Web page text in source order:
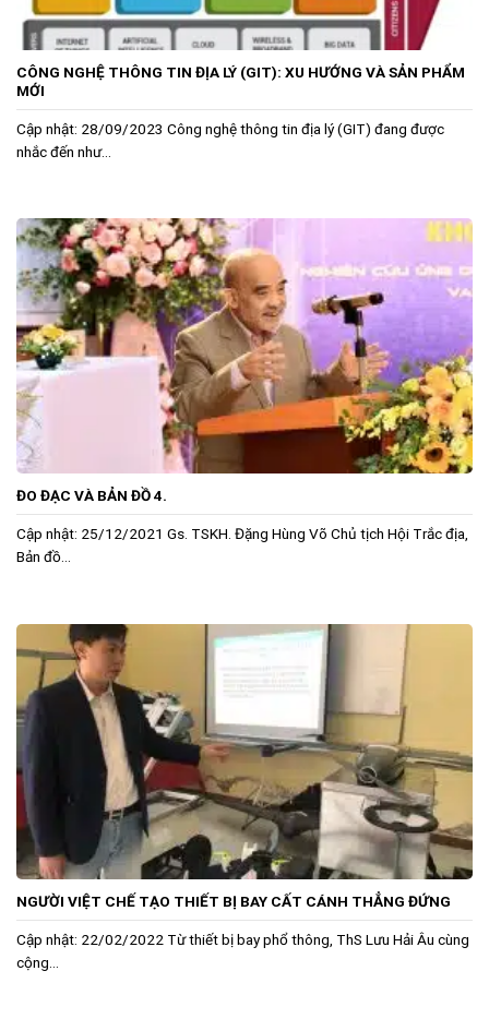
CÔNG NGHỆ THÔNG TIN ĐỊA LÝ (GIT): XU HƯỚNG VÀ SẢN PHẨM
MỚI
Cập nhật: 28/09/2023 Công nghệ thông tin địa lý (GIT) đang được
nhắc đến như...
ĐO ĐẠC VÀ BẢN ĐỒ 4.
Cập nhật: 25/12/2021 Gs. TSKH. Đặng Hùng Võ Chủ tịch Hội Trắc địa,
Bản đồ...
NGƯỜI VIỆT CHẾ TẠO THIẾT BỊ BAY CẤT CÁNH THẲNG ĐỨNG
Cập nhật: 22/02/2022 Từ thiết bị bay phổ thông, ThS Lưu Hải Âu cùng
cộng...